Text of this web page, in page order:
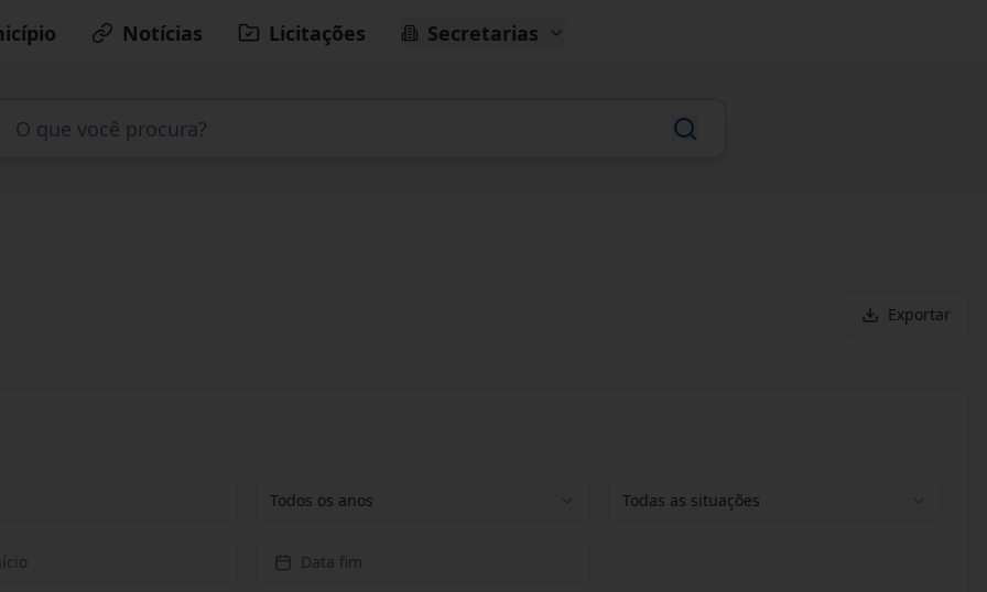
Notícias Licitações Secretarias
Exportar
Todos os anos Todas as situações
Data fim